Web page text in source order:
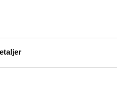
Vær den